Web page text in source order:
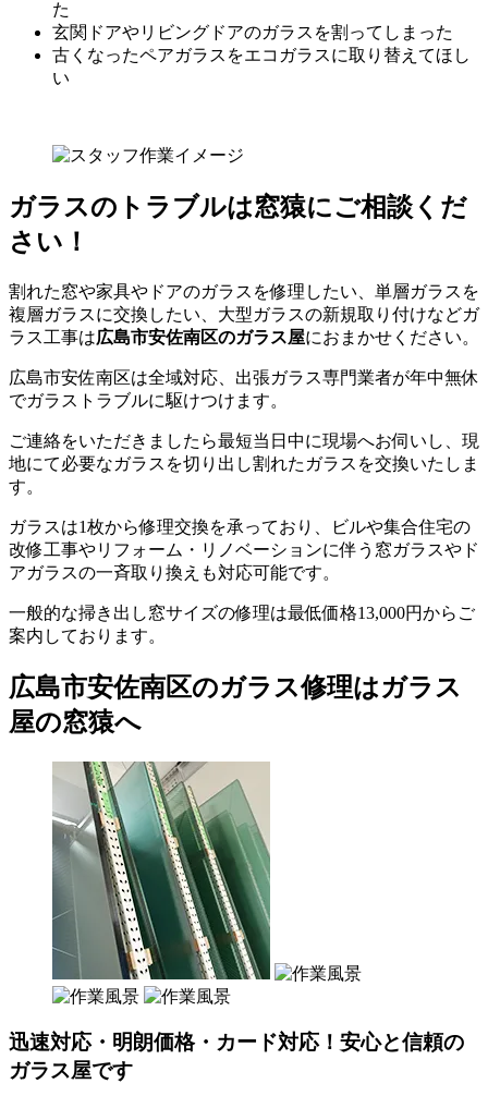
た
玄関ドアやリビングドアのガラスを割ってしまった
古くなったペアガラスをエコガラスに取り替えてほし
い
ガラスのトラブルは窓猿にご相談くだ
さい！
割れた窓や家具やドアのガラスを修理したい、単層ガラスを
複層ガラスに交換したい、大型ガラスの新規取り付けなどガ
ラス工事は広島市安佐南区のガラス屋におまかせください。
広島市安佐南区は全域対応、出張ガラス専門業者が年中無休
でガラストラブルに駆けつけます。
ご連絡をいただきましたら最短当日中に現場へお伺いし、現
地にて必要なガラスを切り出し割れたガラスを交換いたしま
す。
ガラスは1枚から修理交換を承っており、ビルや集合住宅の
改修工事やリフォーム・リノベーションに伴う窓ガラスやド
アガラスの一斉取り換えも対応可能です。
一般的な掃き出し窓サイズの修理は最低価格13,000円からご
案内しております。
広島市安佐南区のガラス修理はガラス
屋の窓猿へ
迅速対応・明朗価格・カード対応！安心と信頼の
ガラス屋です